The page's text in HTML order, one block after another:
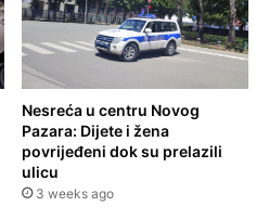
Nesreća u centru Novog
Pazara: Dijete i žena
povrijeđeni dok su prelazili
ulicu
3 weeks ago